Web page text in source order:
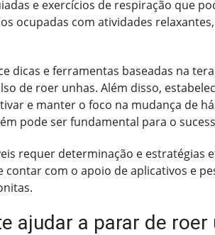
e exercícios de respiração que
ocupadas com atividades
dicas e ferramentas baseadas na
de roer unhas. Além disso,
e manter o foco na mudança de
pode ser fundamental para o
requer determinação e estratégias
com o apoio de aplicativos e
ajudar a parar de roer